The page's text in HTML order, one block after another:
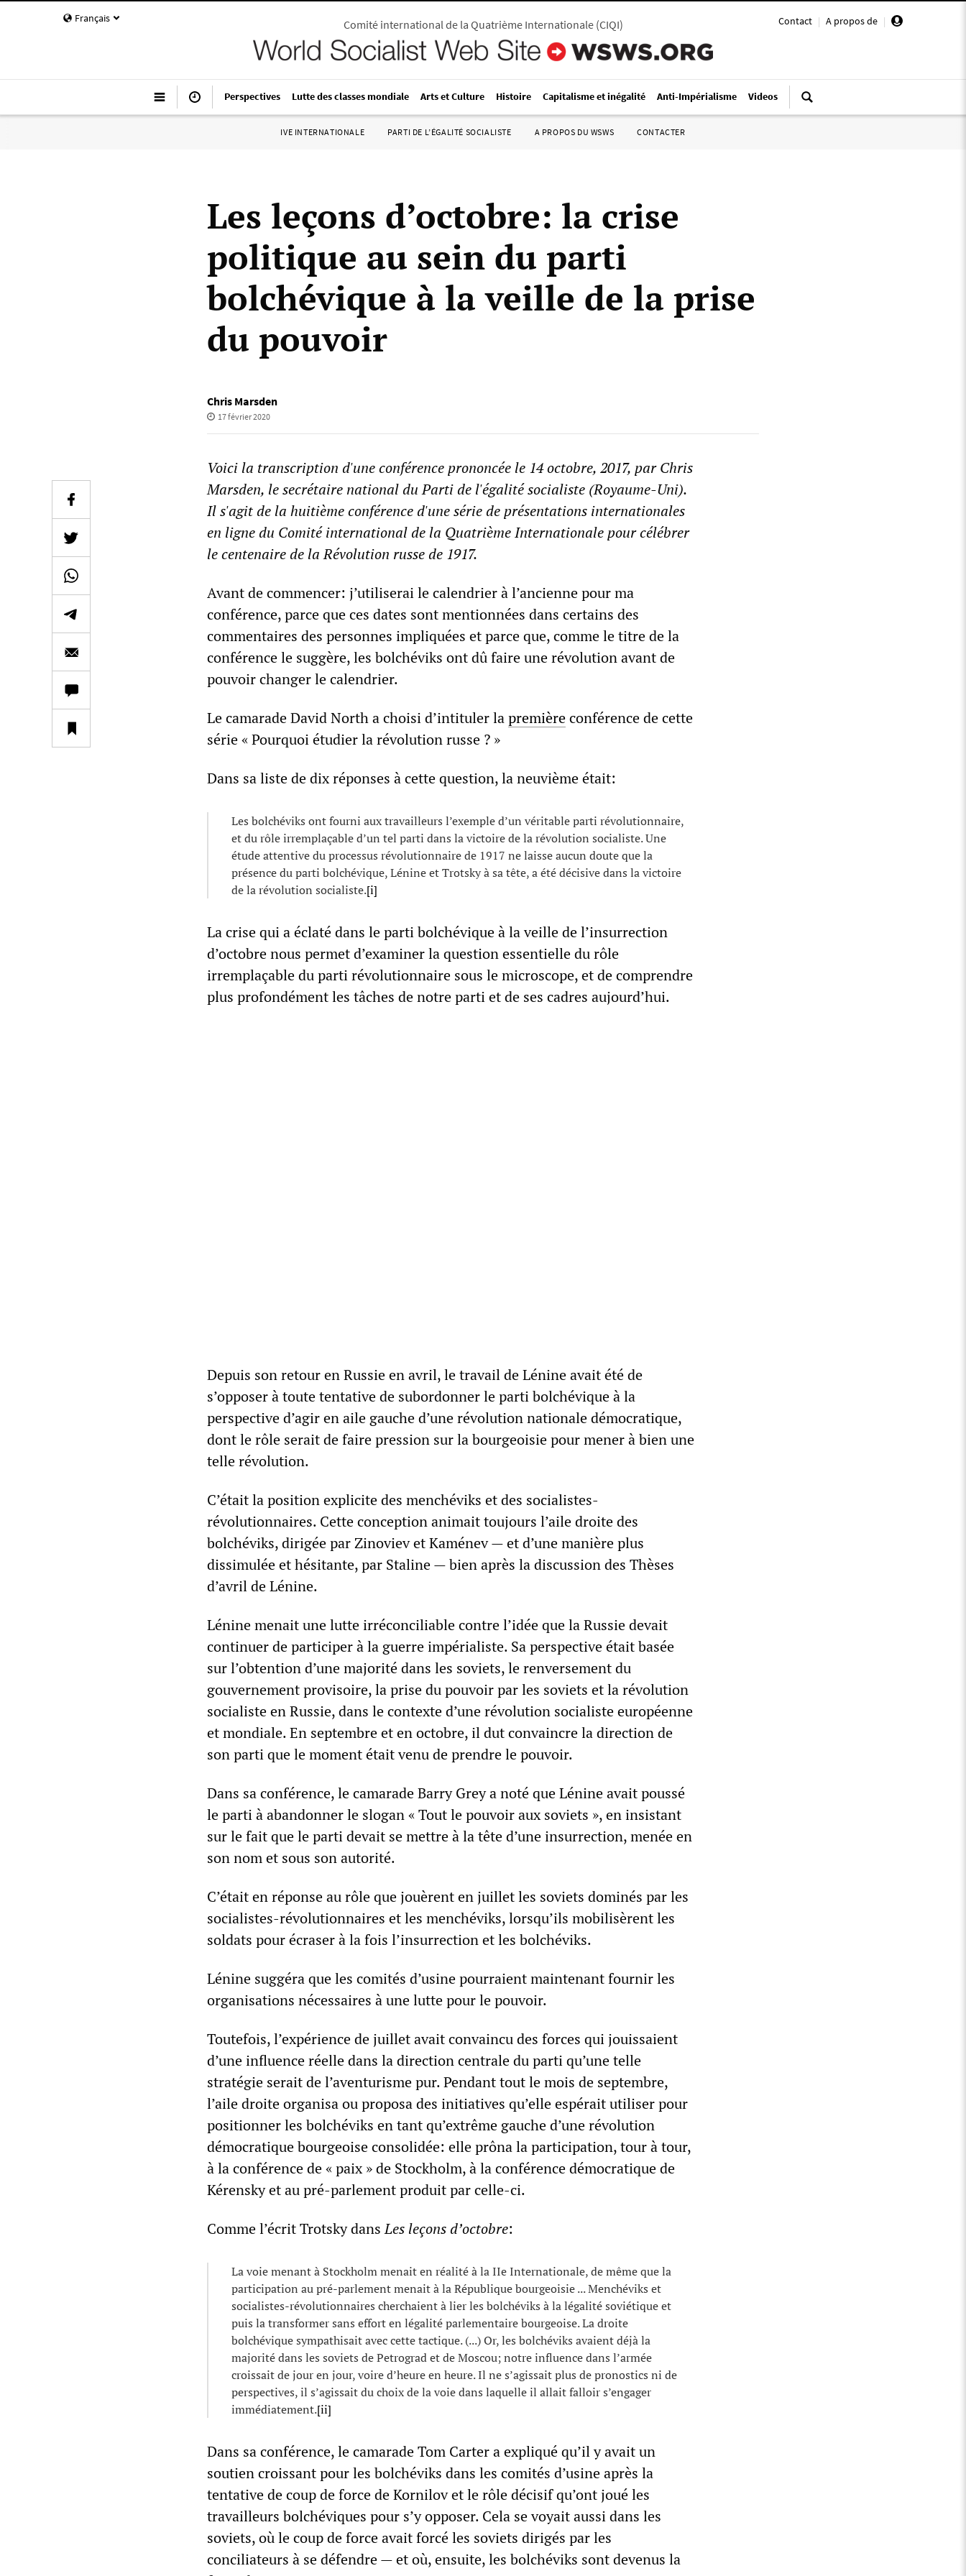
Français Contact | A propos de |
Comité international de la Quatrième Internationale(CIQI)
Perspectives Lutte des classes mondiale Arts et Culture Histoire Capitalisme et inégalité Anti-Impérialisme Videos
IVE INTERNATIONALE PARTI DE L’ÉGALITÉ SOCIALISTE A PROPOS DU WSWS CONTACTER
Les leçons d’octobre: la crise
politique au sein du parti
bolchévique à la veille de la prise
du pouvoir
Chris Marsden
17 février 2020
Voici la transcription d'une conférence prononcée le 14 octobre, 2017, par Chris
Marsden, le secrétaire national du Parti de l'égalité socialiste (Royaume-Uni).
Il s'agit de la huitième conférence d'une série de présentations internationales
en ligne du Comité international de la Quatrième Internationale pour célébrer
le centenaire de la Révolution russe de 1917.
Avant de commencer: j’utiliserai le calendrier à l’ancienne pour ma
conférence, parce que ces dates sont mentionnées dans certains des
commentaires des personnes impliquées et parce que, comme le titre de la
conférence le suggère, les bolchéviks ont dû faire une révolution avant de
pouvoir changer le calendrier.
Le camarade David North a choisi d’intituler lapremièreconférence de cette
série « Pourquoi étudier la révolution russe ? »
Dans sa liste de dix réponses à cette question, la neuvième était:
Les bolchéviks ont fourni aux travailleurs l’exemple d’un véritable parti révolutionnaire,
et du rôle irremplaçable d’un tel parti dans la victoire de la révolution socialiste. Une
étude attentive du processus révolutionnaire de 1917 ne laisse aucun doute que la
présence du parti bolchévique, Lénine et Trotsky à sa tête, a été décisive dans la victoire
de la révolution socialiste.[i]
La crise qui a éclaté dans le parti bolchévique à la veille de l’insurrection
d’octobre nous permet d’examiner la question essentielle du rôle
irremplaçable du parti révolutionnaire sous le microscope, et de comprendre
plus profondément les tâches de notre parti et de ses cadres aujourd’hui.
Depuis son retour en Russie en avril, le travail de Lénine avait été de
s’opposer à toute tentative de subordonner le parti bolchévique à la
perspective d’agir en aile gauche d’une révolution nationale démocratique,
dont le rôle serait de faire pression sur la bourgeoisie pour mener à bien une
telle révolution.
C’était la position explicite des menchéviks et des socialistes-
révolutionnaires. Cette conception animait toujours l’aile droite des
bolchéviks, dirigée par Zinoviev et Kaménev — et d’une manière plus
dissimulée et hésitante, par Staline — bien après la discussion des Thèses
d’avril de Lénine.
Lénine menait une lutte irréconciliable contre l’idée que la Russie devait
continuer de participer à la guerre impérialiste. Sa perspective était basée
sur l’obtention d’une majorité dans les soviets, le renversement du
gouvernement provisoire, la prise du pouvoir par les soviets et la révolution
socialiste en Russie, dans le contexte d’une révolution socialiste européenne
et mondiale. En septembre et en octobre, il dut convaincre la direction de
son parti que le moment était venu de prendre le pouvoir.
Dans sa conférence, le camarade Barry Grey a noté que Lénine avait poussé
le parti à abandonner le slogan « Tout le pouvoir aux soviets », en insistant
sur le fait que le parti devait se mettre à la tête d’une insurrection, menée en
son nom et sous son autorité.
C’était en réponse au rôle que jouèrent en juillet les soviets dominés par les
socialistes-révolutionnaires et les menchéviks, lorsqu’ils mobilisèrent les
soldats pour écraser à la fois l’insurrection et les bolchéviks.
Lénine suggéra que les comités d’usine pourraient maintenant fournir les
organisations nécessaires à une lutte pour le pouvoir.
Toutefois, l’expérience de juillet avait convaincu des forces qui jouissaient
d’une influence réelle dans la direction centrale du parti qu’une telle
stratégie serait de l’aventurisme pur. Pendant tout le mois de septembre,
l’aile droite organisa ou proposa des initiatives qu’elle espérait utiliser pour
positionner les bolchéviks en tant qu’extrême gauche d’une révolution
démocratique bourgeoise consolidée: elle prôna la participation, tour à tour,
à la conférence de « paix » de Stockholm, à la conférence démocratique de
Kérensky et au pré-parlement produit par celle-ci.
Comme l’écrit Trotsky dansLes leçons d’octobre:
La voie menant à Stockholm menait en réalité à la IIe Internationale, de même que la
participation au pré-parlement menait à la République bourgeoisie ... Menchéviks et
socialistes-révolutionnaires cherchaient à lier les bolchéviks à la légalité soviétique et
puis la transformer sans effort en légalité parlementaire bourgeoise. La droite
bolchévique sympathisait avec cette tactique. (...) Or, les bolchéviks avaient déjà la
majorité dans les soviets de Petrograd et de Moscou; notre influence dans l’armée
croissait de jour en jour, voire d’heure en heure. Il ne s’agissait plus de pronostics ni de
perspectives, il s’agissait du choix de la voie dans laquelle il allait falloir s’engager
immédiatement.[ii]
Dans sa conférence, le camarade Tom Carter a expliqué qu’il y avait un
soutien croissant pour les bolchéviks dans les comités d’usine après la
tentative de coup de force de Kornilov et le rôle décisif qu’ont joué les
travailleurs bolchéviques pour s’y opposer. Cela se voyait aussi dans les
soviets, où le coup de force avait forcé les soviets dirigés par les
conciliateurs à se défendre — et où, ensuite, les bolchéviks sont devenus la